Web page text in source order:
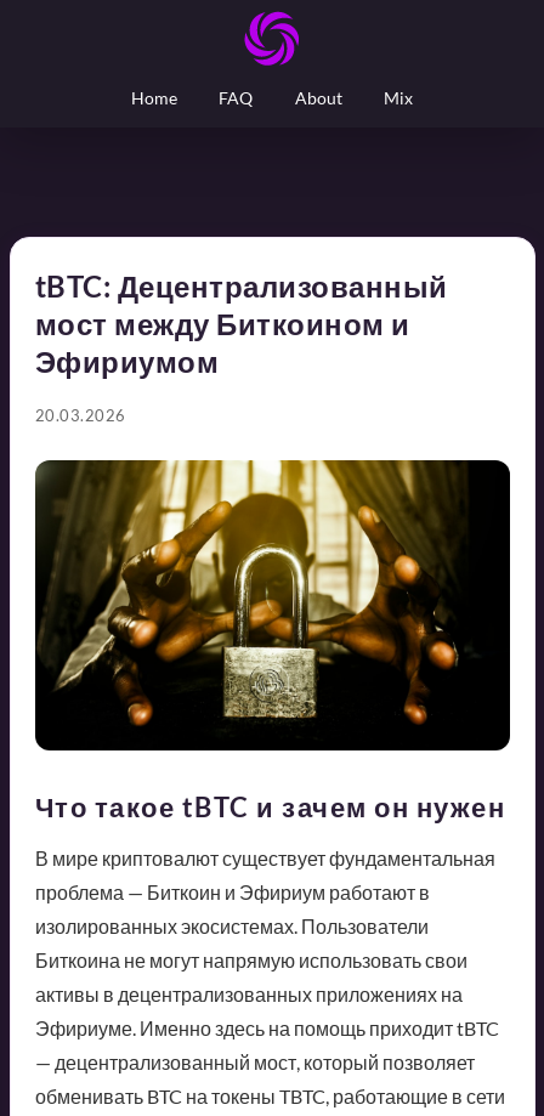
Home FAQ About Mix
tBTC: Децентрализованный
мост между Биткоином и
Эфириумом
20.03.2026
Что такое tBTC и зачем он нужен
В мире криптовалют существует фундаментальная
проблема — Биткоин и Эфириум работают в
изолированных экосистемах. Пользователи
Биткоина не могут напрямую использовать свои
активы в децентрализованных приложениях на
Эфириуме. Именно здесь на помощь приходит tBTC
— децентрализованный мост, который позволяет
обменивать BTC на токены TBTC, работающие в сети